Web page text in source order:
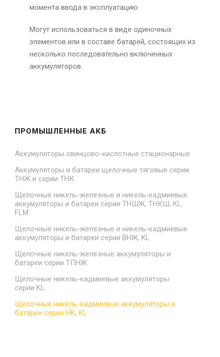
момента ввода в эксплуатацию
Могут использоваться в виде одиночных
элементов или в составе батарей, состоящих из
несколько последовательно включенных
аккумуляторов.
ПРОМЫШЛЕННЫЕ АКБ
Аккумуляторы свинцово-кислотные стационарные
Аккумуляторы и батареи щелочные тяговые серии
ТНЖ и серии ТНК
Щелочные никель-железные и никель-кадмиевые
аккумуляторы и батареи серии ТНШЖ, ТНКШ, KL,
FLM
Щелочные никель-железные и никель-кадмиевые
аккумуляторы и батареи серии ВНЖ, KL
Щелочные никель-железные аккумуляторы и
батареи серии ТПНЖ
Щелочные никель-кадмиевые аккумуляторы
серии KL
Щелочные никель-кадмиевые аккумуляторы и
батареи серии HK, KL